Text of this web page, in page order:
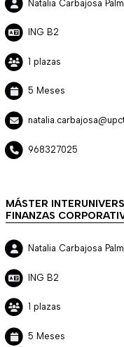
Natalia Carbajosa
ING B2
1 plazas
5 Meses
968327025
MÁSTER
FINANZAS
Natalia Carbajosa
ING B2
1 plazas
5 Meses